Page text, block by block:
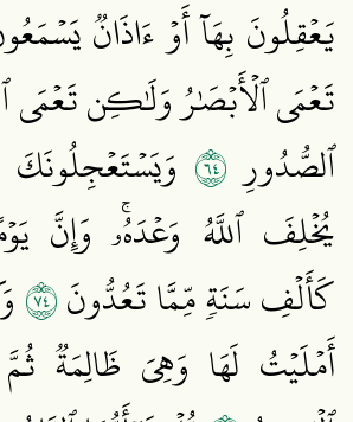
يَعۡقِلُونَ بِهَآ أَوۡ ءَاذَانٞ
تَعۡمَى ٱلۡأَبۡصَٰرُ وَلَٰكِن تَعۡمَى
ٱلصُّدُورِ ٤٦
يُخۡلِفَ ٱللَّهُ وَعۡدَهُۥۚ وَإِنَّ
كَأَلۡفِ سَنَةٖ مِّمَّا تَعُدُّونَ٤٧
أَمۡلَيۡتُ لَهَا وَهِيَ ظَالِمَةٞ